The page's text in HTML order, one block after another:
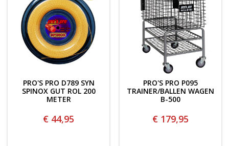
PRO'S PRO D789 SYN
SPINOX GUT ROL 200
METER
€ 44,95
PRO'S PRO P095
TRAINER/BALLEN WAGEN
B-500
€ 179,95